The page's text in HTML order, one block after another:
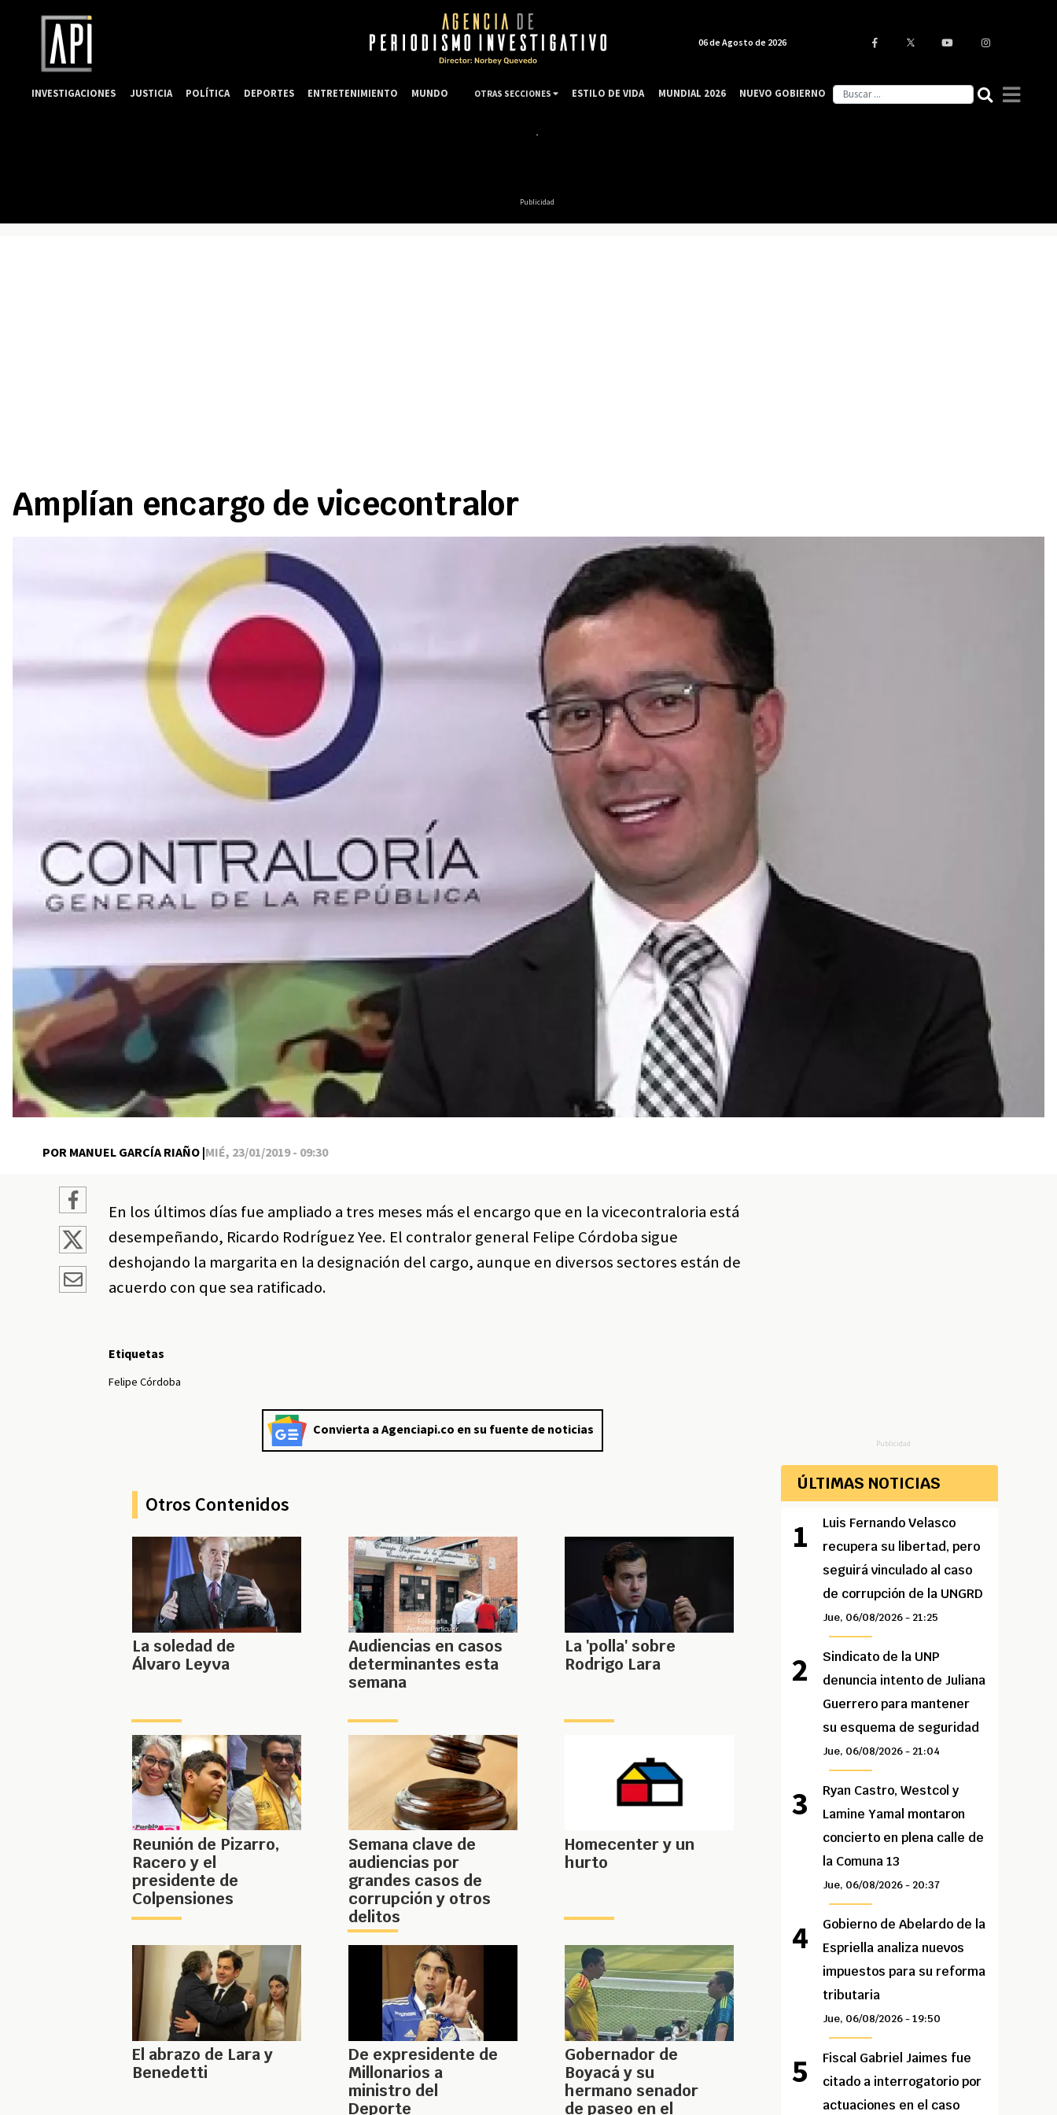
Publicidad
Amplían encargo de vicecontralor
POR MANUEL GARCÍA RIAÑO |MIÉ, 23/01/2019 - 09:30
En los últimos días fue ampliado a tres meses más el encargo que en la vicecontraloria está
desempeñando, Ricardo Rodríguez Yee. El contralor general Felipe Córdoba sigue
deshojando la margarita en la designación del cargo, aunque en diversos sectores están de
acuerdo con que sea ratificado.
Etiquetas
Felipe Córdoba
Convierta a Agenciapi.co en su fuente de noticias
Otros Contenidos
La soledad de
Álvaro Leyva
Audiencias en casos
determinantes esta
semana
La 'polla' sobre
Rodrigo Lara
Reunión de Pizarro,
Racero y el
presidente de
Colpensiones
Semana clave de
audiencias por
grandes casos de
corrupción y otros
delitos
Homecenter y un
hurto
El abrazo de Lara y
Benedetti
De expresidente de
Millonarios a
ministro del
Deporte
Gobernador de
Boyacá y su
hermano senador
de paseo en el
Publicidad
ÚLTIMAS NOTICIAS
Luis Fernando Velasco
recupera su libertad, pero
seguirá vinculado al caso
de corrupción de la UNGRD
Jue, 06/08/2026 - 21:25
Sindicato de la UNP
denuncia intento de Juliana
Guerrero para mantener
su esquema de seguridad
Jue, 06/08/2026 - 21:04
Ryan Castro, Westcol y
Lamine Yamal montaron
concierto en plena calle de
la Comuna 13
Jue, 06/08/2026 - 20:37
Gobierno de Abelardo de la
Espriella analiza nuevos
impuestos para su reforma
tributaria
Jue, 06/08/2026 - 19:50
Fiscal Gabriel Jaimes fue
citado a interrogatorio por
actuaciones en el caso
06 de Agosto de 2026
INVESTIGACIONES JUSTICIA POLÍTICA DEPORTES ENTRETENIMIENTO MUNDO OTRAS SECCIONES ESTILO DE VIDA MUNDIAL 2026 NUEVO GOBIERNO